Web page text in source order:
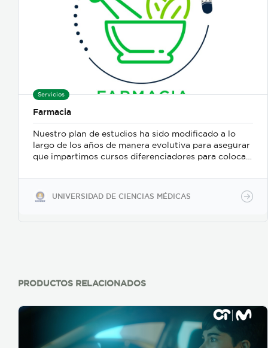
Servicios
Farmacia
Nuestro plan de estudios ha sido modificado a lo
largo de los años de manera evolutiva para asegurar
que impartimos cursos diferenciadores para colocar
carrera tarda 4 años llevando bloques completos
(formato semestral). Somos la única universidad
privada con un programa de pasantías laborales
haciendo. Nuestros estudiantes también deben de
100% práctico-laboral en el área industrial o clínica.
UNIVERSIDAD DE CIENCIAS MÉDICAS
PRODUCTOS RELACIONADOS